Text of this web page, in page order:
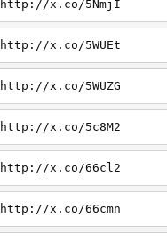
http://x.co/5NmjI
http://x.co/5WUEt
http://x.co/5WUZG
http://x.co/5c8M2
http://x.co/66cl2
http://x.co/66cmn